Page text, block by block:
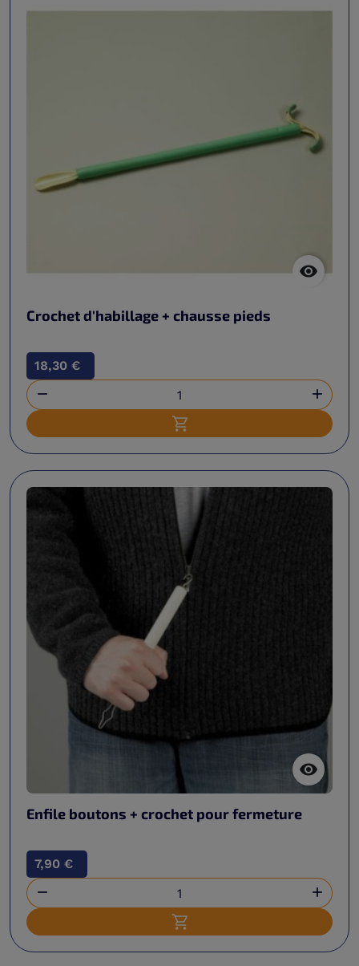

Crochet d'habillage + chausse pieds
18,30 €
 
Ajouter au panier

Enfile boutons + crochet pour fermeture
7,90 €
 
Ajouter au panier